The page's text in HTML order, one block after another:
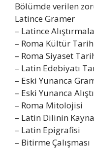
Bölümde verilen
Latince Gramer
– Latince
– Roma Kültür
– Roma Siyaset
– Latin Edebiyatı
– Eski Yunanca
– Eski Yunanca
– Roma Mitolojisi
– Latin Dilinin
– Latin Epigrafisi
– Bitirme Çalışması